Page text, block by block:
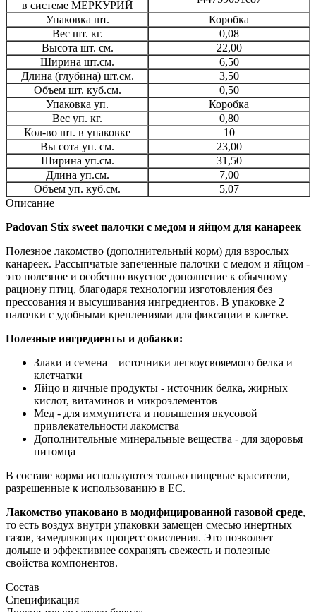
в системе МЕРКУРИЙ
Упаковка шт.
Коробка
Вес шт. кг.
0,08
Высота шт. см.
22,00
Ширина шт.см.
6,50
Длина (глубина) шт.см.
3,50
Объем шт. куб.см.
0,50
Упаковка уп.
Коробка
Вес уп. кг.
0,80
Кол-во шт. в упаковке
10
Вы сота уп. см.
23,00
Ширина уп.см.
31,50
Длина уп.см.
7,00
Объем уп. куб.см.
5,07
Описание
Padovan Stix sweet палочки с медом и яйцом для канареек
Полезное лакомство (дополнительный корм) для взрослых
канареек. Рассыпчатые запеченные палочки с медом и яйцом -
это полезное и особенно вкусное дополнение к обычному
рациону птиц, благодаря технологии изготовления без
прессования и высушивания ингредиентов. В упаковке 2
палочки с удобными креплениями для фиксации в клетке.
Полезные ингредиенты и добавки:
Злаки и семена – источники легкоусвояемого белка и
клетчатки
Яйцо и яичные продукты - источник белка, жирных
кислот, витаминов и микроэлементов
Мед - для иммунитета и повышения вкусовой
привлекательности лакомства
Дополнительные минеральные вещества - для здоровья
питомца
В составе корма используются только пищевые красители,
разрешенные к использованию в ЕС.
Лакомство упаковано в модифицированной газовой среде,
то есть воздух внутри упаковки замещен смесью инертных
газов, замедляющих процесс окисления. Это позволяет
дольше и эффективнее сохранять свежесть и полезные
свойства компонентов.
Состав
Спецификация